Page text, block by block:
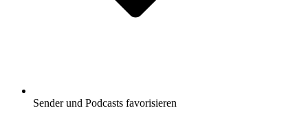
Sender und Podcasts favorisieren